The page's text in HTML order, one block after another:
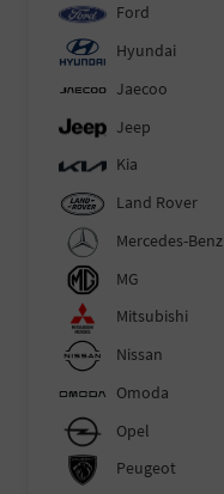
Ford
Hyundai
Jaecoo
Jeep
Kia
Land Rover
Mercedes-Benz
MG
Mitsubishi
Nissan
Omoda
Opel
Peugeot